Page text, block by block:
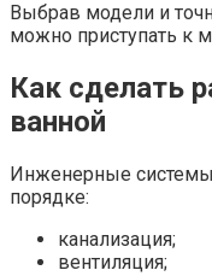
Выбрав модели и
можно приступать к
Как сделать
ванной
Инженерные
порядке:
канализация;
вентиляция;